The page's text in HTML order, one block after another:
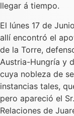
llegar á tiempo.
El lúnes 17 de
allí encontró el
de la Torre,
Austria-Hungría y
cuya nobleza de
instancias tales,
pero apareció el
Relaciones de